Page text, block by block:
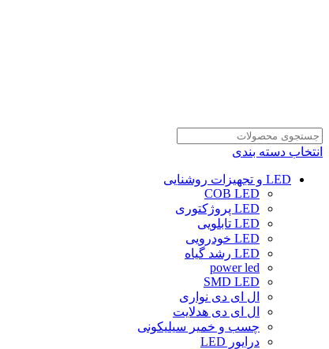
انتخاب دسته بندی
LED و تجهیزات روشنایی
COB LED
LED پروژکتوری
LED تابلویی
LED خودرویی
LED رشد گیاه
power led
SMD LED
ال ای دی نواری
ال ای دی هدلایت
چسب و خمیر سیلیکونی
درایور LED